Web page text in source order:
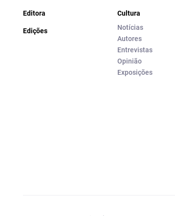
Editora
Edições
Cultura
Notícias
Autores
Entrevistas
Opinião
Exposições